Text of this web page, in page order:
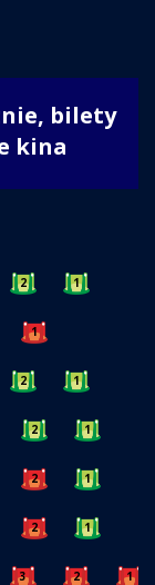
kina
2 1
1
2 1
2 1
2 1
2 1
3 2 1